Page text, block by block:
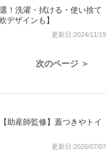
！洗濯・拭ける・使い捨て
デザインも】
更新日:2024/11/19
次のページ ＞
助産師監修】蓋つきやトイ
更新日:2026/07/07